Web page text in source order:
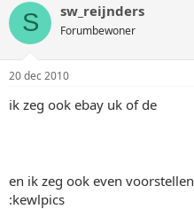
S sw_reijnders
Forumbewoner
20 dec 2010
ik zeg ook ebay uk of de
en ik zeg ook even voorstellen
:kewlpics